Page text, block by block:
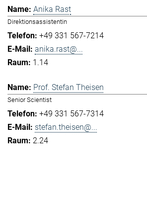
Anika Rast
Direktionsassistentin
+49 331 567-7214
anika.rast@...
1.14
Prof. Stefan Theisen
Senior Scientist
+49 331 567-7314
stefan.theisen@...
2.24